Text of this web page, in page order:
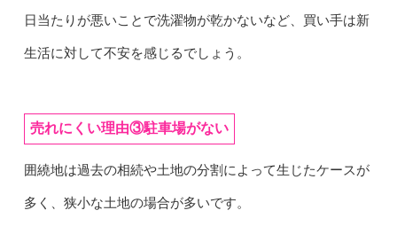
日当たりが悪いことで洗濯物が乾かないなど、買い手は新
生活に対して不安を感じるでしょう。
売れにくい理由③駐車場がない
囲繞地は過去の相続や土地の分割によって生じたケースが
多く、狭小な土地の場合が多いです。